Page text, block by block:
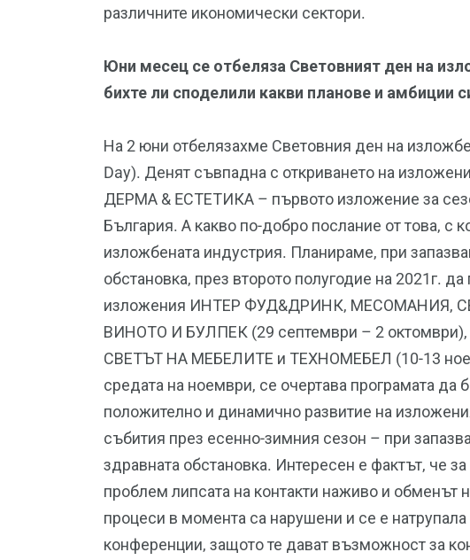
различните икономически сектори.
Юни месец се отбеляза Световният ден на
бихте ли споделили какви планове и амбиции
На 2 юни отбелязахме Световния ден на
Day). Денят съвпадна с откриването на
ДЕРМА & EСТЕТИКА – първото изложение за
България. А какво по-добро послание от това, с
изложбената индустрия. Планираме, при
обстановка, през второто полугодие на 2021г.
изложения ИНТЕР ФУД&ДРИНК, МЕСОМАНИЯ,
ВИНОТО И БУЛПЕК (29 септември – 2 октомври),
СВЕТЪТ НА МЕБЕЛИТЕ и ТЕХНОМЕБЕЛ (10-13
средата на ноември, се очертава програмата
положително и динамично развитие на
събития през есенно-зимния сезон – при
здравната обстановка. Интересен е фактът, че
проблем липсата на контакти наживо и обменът
процеси в момента са нарушени и се е
конференции, защото те дават възможност за